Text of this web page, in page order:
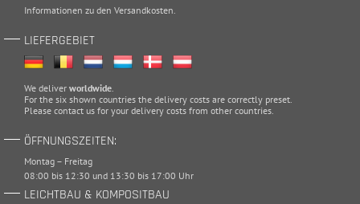
Informationen zu den Versandkosten
LIEFERGEBIET
We deliver worldwide
For the six shown countries the delivery costs are correctly preset.
Please contact us for your delivery costs from other countries.
ÖFFNUNGSZEITEN:
Montag – Freitag
08:00 bis 12:30 und 13:30 bis 17:00 Uhr
LEICHTBAU & KOMPOSITBAU